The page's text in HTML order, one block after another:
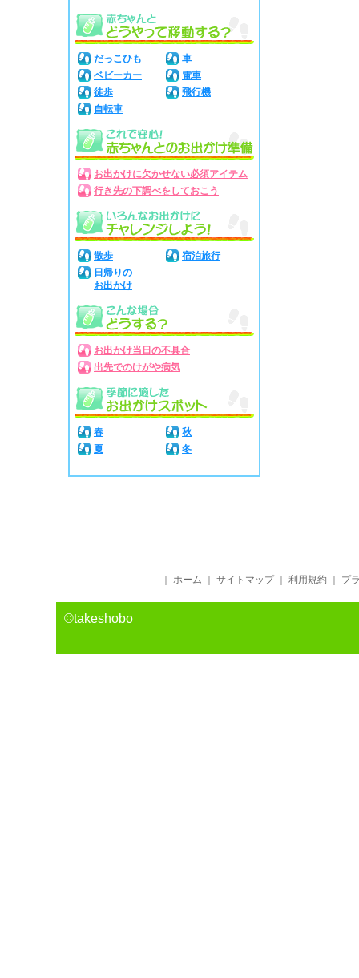
だっこひも
ベビーカー
徒歩
自転車
車
電車
飛行機
お出かけに欠かせない必須アイテム
行き先の下調べをしておこう
散歩
日帰りの
お出かけ
宿泊旅行
お出かけ当日の不具合
出先でのけがや病気
春
夏
秋
冬
ホーム サイトマップ 利用規約 プ
©takeshobo